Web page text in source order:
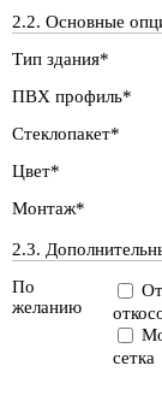
2.2. Основные
Тип здания*
ПВХ профиль*
Стеклопакет*
Цвет*
Монтаж*
2.3.
По
желанию
сетка